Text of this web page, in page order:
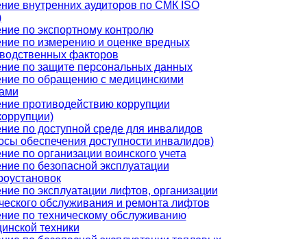
внутренних аудиторов по СМК ISO
по экспортному контролю
по измерению и оценке вредных
факторов
по защите персональных данных
по обращению с медицинскими
противодействию коррупции
по доступной среде для инвалидов
обеспечения доступности инвалидов)
по организации воинского учета
по безопасной эксплуатации
по эксплуатации лифтов, организации
обслуживания и ремонта лифтов
по техническому обслуживанию
техники